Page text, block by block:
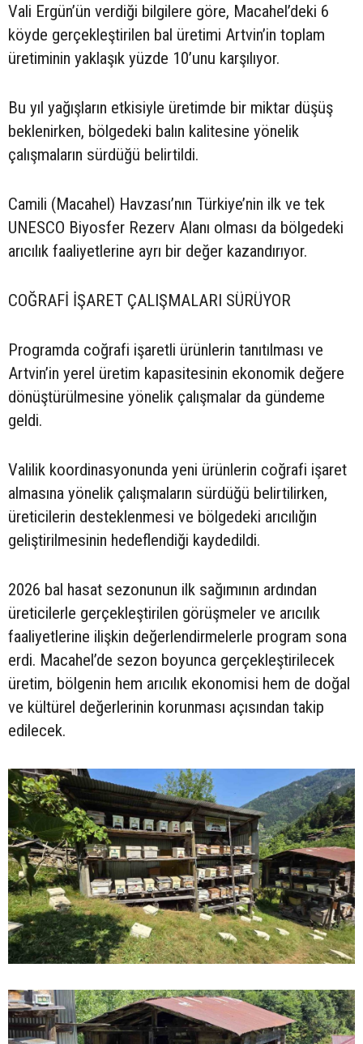
Vali Ergün’ün verdiği bilgilere göre, Macahel’deki 6
köyde gerçekleştirilen bal üretimi Artvin’in toplam
üretiminin yaklaşık yüzde 10’unu karşılıyor.
Bu yıl yağışların etkisiyle üretimde bir miktar düşüş
beklenirken, bölgedeki balın kalitesine yönelik
çalışmaların sürdüğü belirtildi.
Camili (Macahel) Havzası’nın Türkiye’nin ilk ve tek
UNESCO Biyosfer Rezerv Alanı olması da bölgedeki
arıcılık faaliyetlerine ayrı bir değer kazandırıyor.
COĞRAFİ İŞARET ÇALIŞMALARI SÜRÜYOR
Programda coğrafi işaretli ürünlerin tanıtılması ve
Artvin’in yerel üretim kapasitesinin ekonomik değere
dönüştürülmesine yönelik çalışmalar da gündeme
geldi.
Valilik koordinasyonunda yeni ürünlerin coğrafi işaret
almasına yönelik çalışmaların sürdüğü belirtilirken,
üreticilerin desteklenmesi ve bölgedeki arıcılığın
geliştirilmesinin hedeflendiği kaydedildi.
2026 bal hasat sezonunun ilk sağımının ardından
üreticilerle gerçekleştirilen görüşmeler ve arıcılık
faaliyetlerine ilişkin değerlendirmelerle program sona
erdi. Macahel’de sezon boyunca gerçekleştirilecek
üretim, bölgenin hem arıcılık ekonomisi hem de doğal
ve kültürel değerlerinin korunması açısından takip
edilecek.